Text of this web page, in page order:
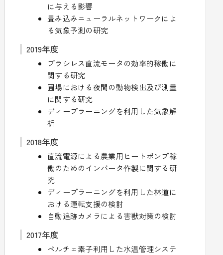
に与える影響
畳み込みニューラルネットワークによ
る気象予測の研究
2019年度
ブラシレス直流モータの効率的稼働に
関する研究
圃場における夜間の動物検出及び測量
に関する研究
ディープラーニングを利用した気象解
析
2018年度
直流電源による農業用ヒートポンプ稼
働のためのインバータ作製に関する研
究
ディープラーニングを利用した林道に
おける運転支援の検討
自動追跡カメラによる害獣対策の検討
2017年度
ペルチェ素子利用した水温管理システ